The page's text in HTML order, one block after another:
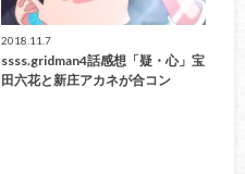
2018.11.7
ssss.gridman4話感想「疑・心」宝
田六花と新庄アカネが合コン